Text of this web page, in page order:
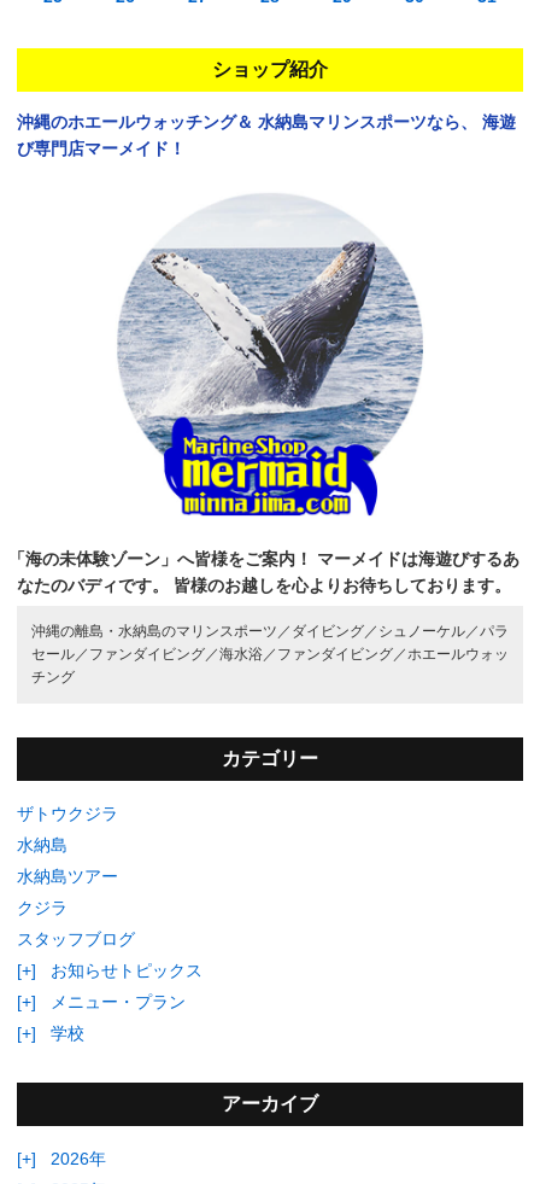
ショップ紹介
沖縄のホエールウォッチング＆ 水納島マリンスポーツなら、
海遊
び専門店マーメイド！
「海の未体験ゾーン」へ皆様をご案内！
マーメイドは海遊びするあ
なたのバディです。
皆様のお越しを心よりお待ちしております。
沖縄の離島・水納島のマリンスポーツ／ ダイビング／ シュノーケル／ パラ
セール／ ファンダイビング／海水浴／ ファンダイビング／ ホエールウォッ
チング
カテゴリー
ザトウクジラ
水納島
水納島ツアー
クジラ
スタッフブログ
[+]
お知らせトピックス
[+]
メニュー・プラン
[+]
学校
アーカイブ
[+]
2026年